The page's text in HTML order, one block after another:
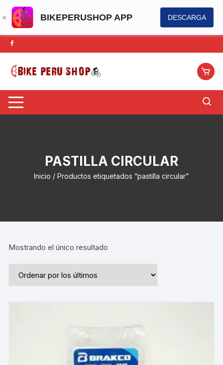
BIKEPERUSHOP APP DESCARGA
Saltar
al
contenido
PASTILLA CIRCULAR
Inicio / Productos etiquetados “pastilla circular”
Mostrando el único resultado